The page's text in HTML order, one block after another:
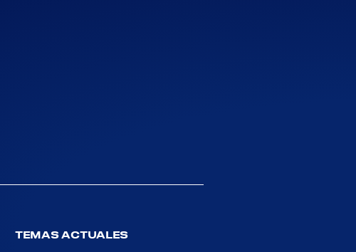
TEMAS ACTUALES